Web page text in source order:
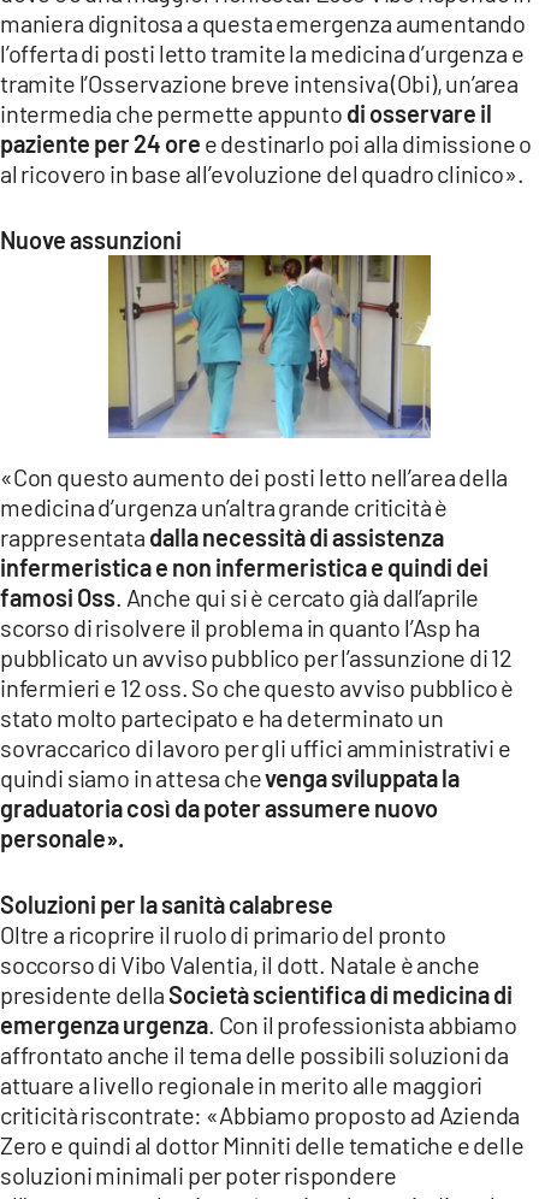
maniera dignitosa a questa emergenza aumentando
l’offerta di posti letto tramite la medicina d’urgenza e
tramite l’Osservazione breve intensiva (Obi), un’area
intermedia che permette appunto di osservare il
paziente per 24 ore e destinarlo poi alla dimissione o
al ricovero in base all’evoluzione del quadro clinico».
Nuove assunzioni
«Con questo aumento dei posti letto nell’area della
medicina d’urgenza un’altra grande criticità è
rappresentata dalla necessità di assistenza
infermeristica e non infermeristica e quindi dei
famosi Oss. Anche qui si è cercato già dall’aprile
scorso di risolvere il problema in quanto l’Asp ha
pubblicato un avviso pubblico per l’assunzione di 12
infermieri e 12 oss. So che questo avviso pubblico è
stato molto partecipato e ha determinato un
sovraccarico di lavoro per gli uffici amministrativi e
quindi siamo in attesa chevenga sviluppata la
graduatoria così da poter assumere nuovo
personale».
Soluzioni per la sanità calabrese
Oltre a ricoprire il ruolo di primario del pronto
soccorso di Vibo Valentia, il dott. Natale è anche
presidente dellaSocietà scientifica di medicina di
emergenza urgenza. Con il professionista abbiamo
affrontato anche il tema delle possibili soluzioni da
attuare a livello regionale in merito alle maggiori
criticità riscontrate: «Abbiamo proposto ad Azienda
Zero e quindi al dottor Minniti delle tematiche e delle
soluzioni minimali per poter rispondere